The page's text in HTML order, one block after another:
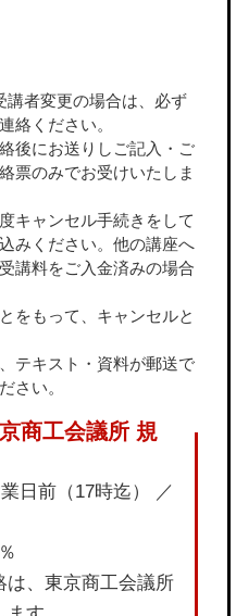
者変更の場合は、必ず
絡ください。
後にお送りしご記入・ご
票のみでお受けいたしま
キャンセル手続きをして
みください。他の講座へ
講料をご入金済みの場合
をもって、キャンセルと
テキスト・資料が郵送で
さい。
日前（17時迄） ／
、東京商工会議所